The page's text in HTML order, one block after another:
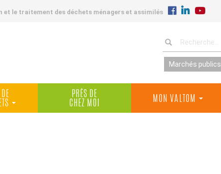
le traitement des déchets ménagers et assimilés
Marchés publics
PRÈS DE
CHEZ MOI
MON VALTOM